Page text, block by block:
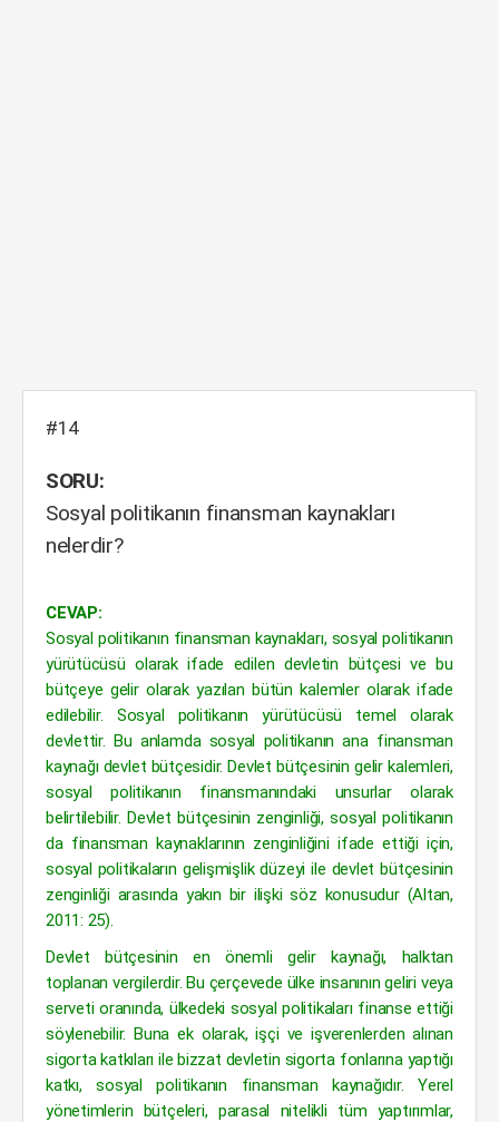
#14
SORU:
Sosyal politikanın finansman kaynakları
nelerdir?
CEVAP:
Sosyal politikanın finansman kaynakları, sosyal politikanın
yürütücüsü olarak ifade edilen devletin bütçesi ve bu
bütçeye gelir olarak yazılan bütün kalemler olarak ifade
edilebilir. Sosyal politikanın yürütücüsü temel olarak
devlettir. Bu anlamda sosyal politikanın ana finansman
kaynağı devlet bütçesidir. Devlet bütçesinin gelir kalemleri,
sosyal politikanın finansmanındaki unsurlar olarak
belirtilebilir. Devlet bütçesinin zenginliği, sosyal politikanın
da finansman kaynaklarının zenginliğini ifade ettiği için,
sosyal politikaların gelişmişlik düzeyi ile devlet bütçesinin
zenginliği arasında yakın bir ilişki söz konusudur (Altan,
2011: 25).
Devlet bütçesinin en önemli gelir kaynağı, halktan
toplanan vergilerdir. Bu çerçevede ülke insanının geliri veya
serveti oranında, ülkedeki sosyal politikaları finanse ettiği
söylenebilir. Buna ek olarak, işçi ve işverenlerden alınan
sigorta katkıları ile bizzat devletin sigorta fonlarına yaptığı
katkı, sosyal politikanın finansman kaynağıdır. Yerel
yönetimlerin bütçeleri, parasal nitelikli tüm yaptırımlar,